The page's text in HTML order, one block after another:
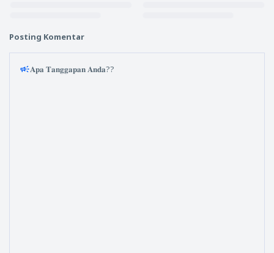
Posting Komentar
𝐀𝐩𝐚 𝐓𝐚𝐧𝐠𝐠𝐚𝐩𝐚𝐧 𝐀𝐧𝐝𝐚??